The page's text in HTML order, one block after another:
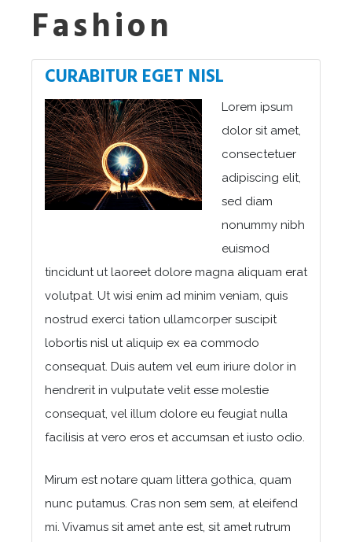
Fashion
CURABITUR EGET NISL
Lorem ipsum
dolor sit amet,
consectetuer
adipiscing elit,
sed diam
nonummy nibh
euismod
tincidunt ut laoreet dolore magna aliquam erat
volutpat. Ut wisi enim ad minim veniam, quis
nostrud exerci tation ullamcorper suscipit
lobortis nisl ut aliquip ex ea commodo
consequat. Duis autem vel eum iriure dolor in
hendrerit in vulputate velit esse molestie
consequat, vel illum dolore eu feugiat nulla
facilisis at vero eros et accumsan et iusto odio.
Mirum est notare quam littera gothica, quam
nunc putamus. Cras non sem sem, at eleifend
mi. Vivamus sit amet ante est, sit amet rutrum